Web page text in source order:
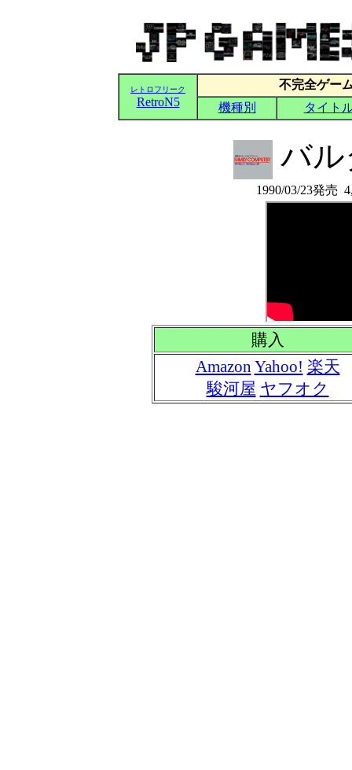
バ
1990/03/23発売
購入
Amazon Yahoo! 楽天
駿河屋 ヤフオク